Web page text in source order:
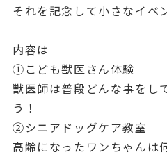
それを記念して小さなイベ
内容は
①こども獣医さん体験
獣医師は普段どんな事をし
う！
②シニアドッグケア教室
高齢になったワンちゃんは